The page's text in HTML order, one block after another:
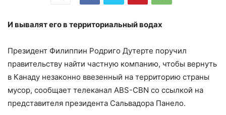
И вывалят его в территориальный водах
Президент Филиппин Родриго Дутерте поручил
правительству найти частную компанию, чтобы вернуть
в Канаду незаконно ввезенный на территорию страны
мусор, сообщает телеканал ABS-CBN со ссылкой на
представителя президента Сальвадора Панело.